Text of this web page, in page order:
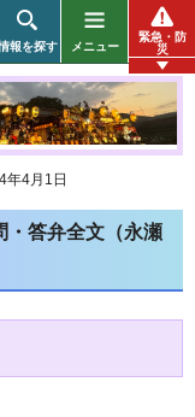
報を探す メニュー
緊急・防
災
年4月1日
・答弁全文（永瀬